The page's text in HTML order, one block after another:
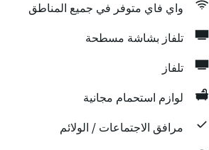
واي فاي متوفر في جميع المناطق
تلفاز بشاشة مسطحة
تلفاز
لوازم استحمام مجانية
مرافق الاجتماعات / الولائم